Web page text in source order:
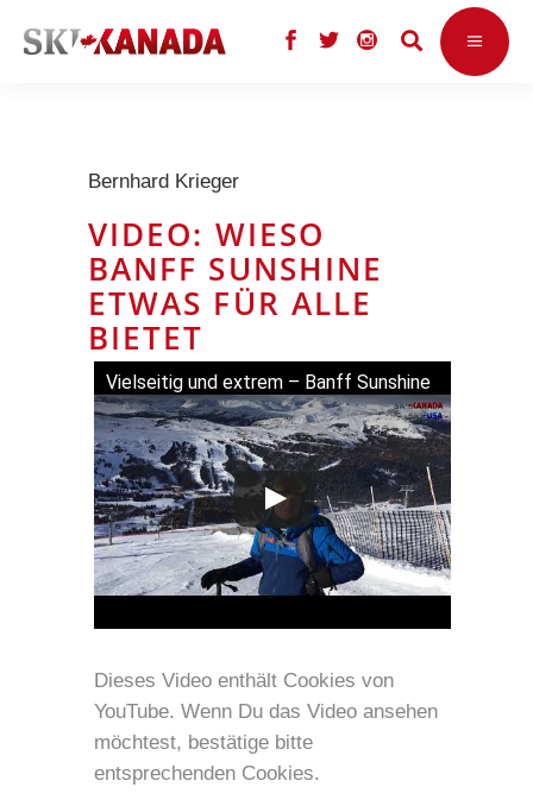
Bernhard Krieger
VIDEO: WIESO
BANFF SUNSHINE
ETWAS FÜR ALLE
BIETET
Vielseitig und extrem – Banff Sunshine
Dieses Video enthält Cookies von
YouTube. Wenn Du das Video ansehen
möchtest, bestätige bitte
entsprechenden Cookies.